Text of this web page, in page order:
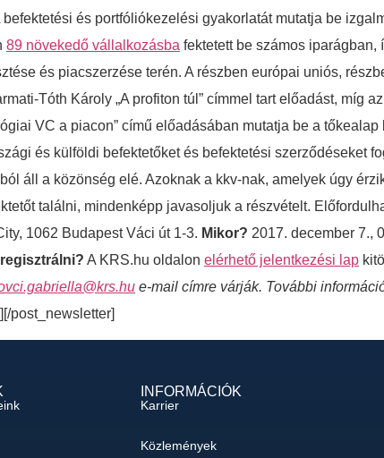
és portfóliókezelési gyakorlatát mutatja be
89 növekedő vállalkozásba fektetett be számos
és piacszerzése terén. A részben európai uniós,
Tóth Károly „A profiton túl” címmel tart előadást, míg
VC a piacon” című előadásában mutatja be a
és külföldi befektetőket és befektetési szerződéseket
áll a közönség elé. Azoknak a kkv-nak, amelyek úgy
találni, mindenképp javasoljuk a részvételt.
1062 Budapest Váci út 1-3. Mikor? 2017. december 7.,
A KRS.hu oldalon elérhető jelentkezési lap
e-mail címre várják. További
post_newsletter]
INFORMÁCIÓK
Karrier
Közlemények